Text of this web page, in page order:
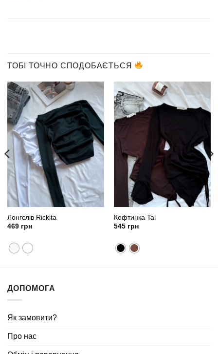
ТОБІ ТОЧНО СПОДОБАЄТЬСЯ
Лонгслів Rickita
469грн
Кофтинка Tal
545грн
ДОПОМОГА
Як замовити?
Про нас